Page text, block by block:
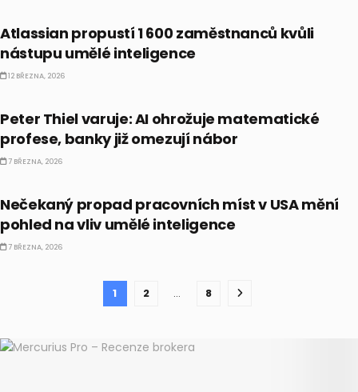
Atlassian propustí 1 600 zaměstnanců kvůli
nástupu umělé inteligence
12 BŘEZNA, 2026
Peter Thiel varuje: AI ohrožuje matematické
profese, banky již omezují nábor
7 BŘEZNA, 2026
Nečekaný propad pracovních míst v USA mění
pohled na vliv umělé inteligence
7 BŘEZNA, 2026
1 2 … 8